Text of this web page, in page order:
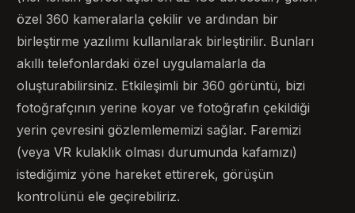
özel 360 kameralarla çekilir ve ardından bir
birleştirme yazılımı kullanılarak birleştirilir. Bunları
akıllı telefonlardaki özel uygulamalarla da
oluşturabilirsiniz. Etkileşimli bir 360 görüntü, bizi
fotoğrafçının yerine koyar ve fotoğrafın çekildiği
yerin çevresini gözlemlememizi sağlar. Faremizi
(veya VR kulaklık olması durumunda kafamızı)
istediğimiz yöne hareket ettirerek, görüşün
kontrolünü ele geçirebiliriz.